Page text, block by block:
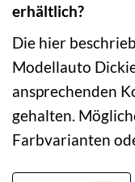
erhältlich?
Die hier
Modellauto
ansprechenden
gehalten.
Farbvarianten